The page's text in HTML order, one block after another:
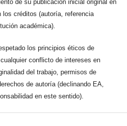
de su publicación inicial original en
créditos (autoría, referencia
académica).
los principios éticos de
conflicto de intereses en
del trabajo, permisos de
de autoría (declinando EA,
en este sentido).